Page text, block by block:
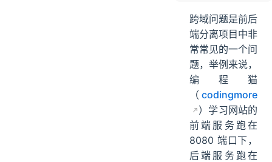
二、Nodejs 代理
四、源码路径
跨域问题是前后
端分离项目中非
常常见的一个问
题，举例来说，
编程猫
（ codingmore
）学习网站的
前端服务跑在
8080 端口下，
后端服务跑在